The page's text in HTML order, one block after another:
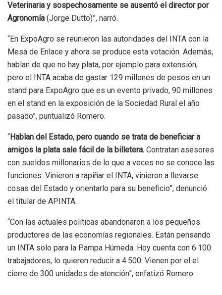
Veterinaria y sospechosamente se ausentó el director por
Agronomía (Jorge Dutto)”, narró.
“En ExpoAgro se reunieron las autoridades del INTA con la
Mesa de Enlace y ahora se produce esta votación. Además,
hablan de que no hay plata, por ejemplo para extensión,
pero el INTA acaba de gastar 129 millones de pesos en un
stand para ExpoAgro que es un evento privado, 90 millones
en el stand en la exposición de la Sociedad Rural el año
pasado”, puntualizó Romero.
“Hablan del Estado, pero cuando se trata de beneficiar a
amigos la plata sale fácil de la billetera. Contratan asesores
con sueldos millonarios de lo que a veces no se conoce las
funciones. Vinieron a rapiñar el INTA, vinieron a llevarse
cosas del Estado y orientarlo para su beneficio”, denunció
el titular de APINTA.
“Con las actuales políticas abandonaron a los pequeños
productores de las economías regionales. Están pensando
un INTA solo para la Pampa Húmeda. Hoy cuenta con 6.100
trabajadores, lo quieren reducir a 4.500. Vienen por el el
cierre de 300 unidades de atención”, enfatizó Romero.